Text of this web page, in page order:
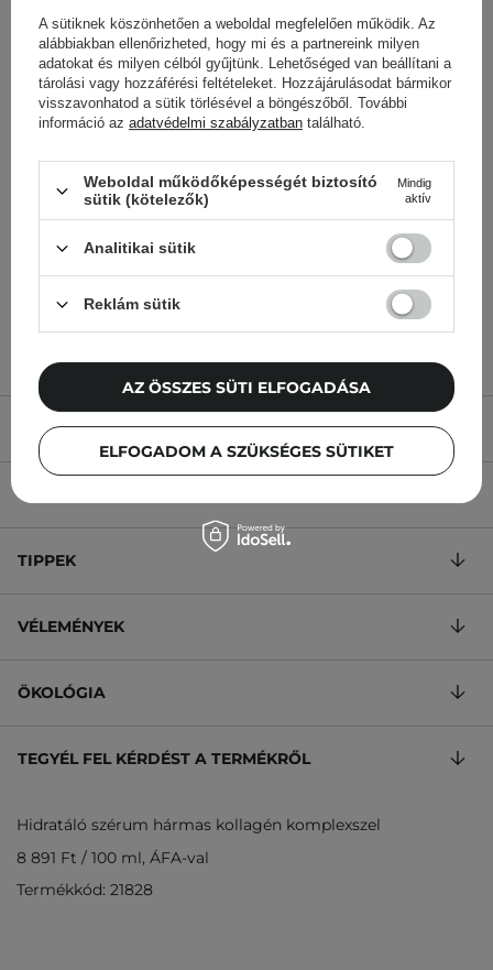
Elizavecca - Milky Piggy
Mask - Tisztító
Agyagmaszk - 100ml
Elizavecca - Green Piggy
Kollagén Hidratáló Maszk
- 100ml
3 790,00 Ft
TERMÉK LEÍRÁSA
ÖSSZETÉTEL
TIPPEK
VÉLEMÉNYEK
ÖKOLÓGIA
TEGYÉL FEL KÉRDÉST A TERMÉKRŐL
Hidratáló szérum hármas kollagén komplexszel
8 891 Ft / 100 ml, ÁFA-val
Termékkód: 21828
A sütiknek köszönhetően a weboldal megfelelően működik. Az
alábbiakban ellenőrizheted, hogy mi és a partnereink milyen
adatokat és milyen célból gyűjtünk. Lehetőséged van beállítani a
tárolási vagy hozzáférési feltételeket. Hozzájárulásodat bármikor
visszavonhatod a sütik törlésével a böngészőből. További
információ az adatvédelmi szabályzatban található.
Weboldal működőképességét biztosító
sütik (kötelezők)
Mindig
aktív
Analitikai sütik
Reklám sütik
ELFOGADOM A SZÜKSÉGES SÜTIKET
AZ ÖSSZES SÜTI ELFOGADÁSA